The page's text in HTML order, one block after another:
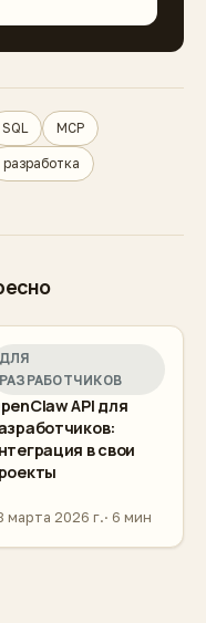
SQL MCP
разработка
ДЛЯ
РАЗРАБОТЧИКОВ
API для
в свои
марта 2026 г. 6 мин